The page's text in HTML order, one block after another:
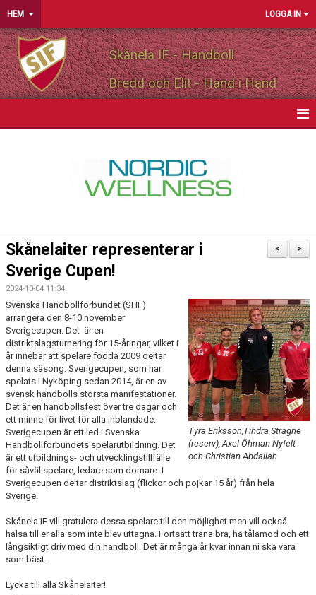
HEM LOGGA IN
Skånela IF - Handboll
Bredd och Elit - Hand i Hand
PARTNERS
KALENDER
KONTAKT LAG
DOMARE/FUNKTIONÄRER
DOKUMENT
LÄNKAR
KORTPLANSSPELEN
>
<
Skånelaiter representerar i
Sverige Cupen!
2024-10-04 11:34
Tyra Eriksson,Tindra Stragne
(reserv), Axel Öhman Nyfelt
och Christian Abdallah
Svenska Handbollförbundet (SHF)
arrangera den 8-10 november
Sverigecupen. Det är en
distriktslagsturnering för 15-åringar, vilket i
år innebär att spelare födda 2009 deltar
denna säsong. Sverigecupen, som har
spelats i Nyköping sedan 2014, är en av
svensk handbolls största manifestationer.
Det är en handbollsfest över tre dagar och
ett minne för livet för alla inblandade.
Sverigecupen är ett led i Svenska
Handbollförbundets spelarutbildning. Det
är ett utbildnings- och utvecklingstillfälle
för såväl spelare, ledare som domare. I
Sverigecupen deltar distriktslag (flickor och pojkar 15 år) från hela
Sverige.
Skånela IF vill gratulera dessa spelare till den möjlighet men vill också
hälsa till er alla som inte blev uttagna. Fortsätt träna bra, ha tålamod och ett
långsiktigt driv med din handboll. Det är många år kvar innan ni ska vara
som bäst.
Lycka till alla Skånelaiter!